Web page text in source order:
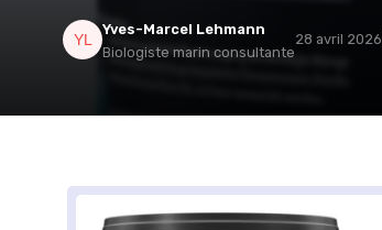
Yves-Marcel Lehmann
Biologiste marin consultante
28 avril 2026